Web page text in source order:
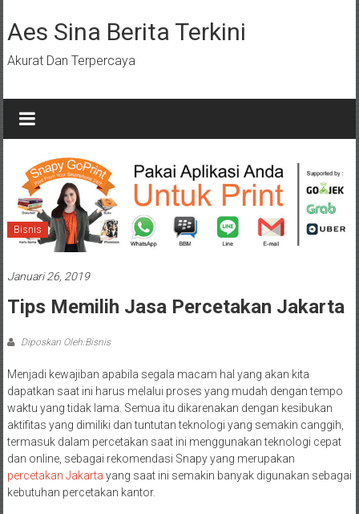
ke
konten
Aes Sina Berita Terkini
Akurat Dan Terpercaya
Bisnis
Januari 26, 2019
Tips Memilih Jasa Percetakan Jakarta
Diposkan Oleh:Bisnis
Menjadi kewajiban apabila segala macam hal yang akan kita
dapatkan saat ini harus melalui proses yang mudah dengan tempo
waktu yang tidak lama. Semua itu dikarenakan dengan kesibukan
aktifitas yang dimiliki dan tuntutan teknologi yang semakin canggih,
termasuk dalam percetakan saat ini menggunakan teknologi cepat
dan online, sebagai rekomendasi Snapy yang merupakan
percetakan Jakarta yang saat ini semakin banyak digunakan sebagai
kebutuhan percetakan kantor.